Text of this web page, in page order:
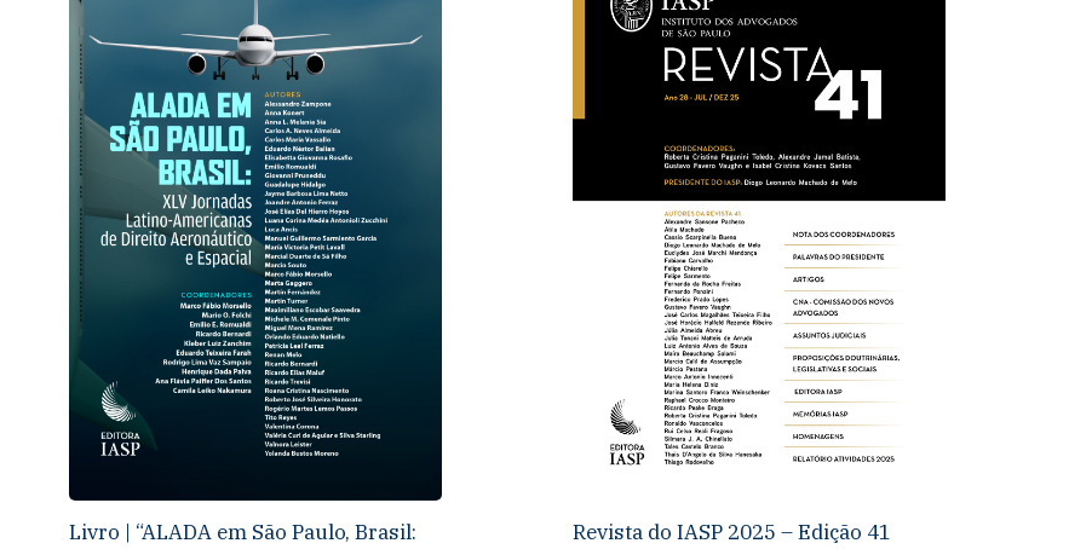
Livro | “ALADA em São Paulo, Brasil:
Revista do IASP 2025 – Edição 41